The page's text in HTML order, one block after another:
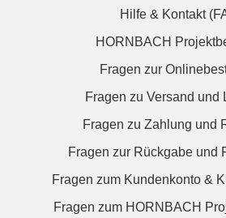
Hilfe & Kontakt
HORNBACH
Fragen zur
Fragen zu Versand und
Fragen zu Zahlung und
Fragen zur Rückgabe und
Fragen zum Kundenkonto &
Fragen zum HORNBACH